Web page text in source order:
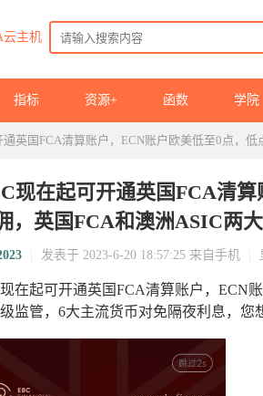
云主机
指标 资源+ 函数 学院
通英国FCA清算账户，ECN账户欧美低至0点，
现在起可开通英国FCA清
，英国FCA和澳洲ASIC两
发表于 2023-6-20 18:57:25 来自手机
在起可开通英国FCA清算账户，ECN
监管，6大主流货币对免隔夜利息，您